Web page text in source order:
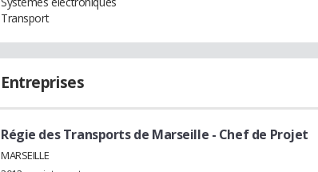
Transport
Entreprises
Régie des Transports de Marseille - Chef de Projet
MARSEILLE